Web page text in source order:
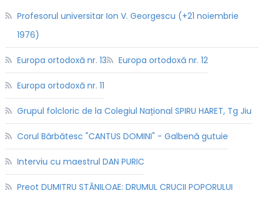
Profesorul universitar Ion V. Georgescu (+21 noiembrie
1976)
Europa ortodoxă nr. 13 Europa ortodoxă nr. 12
Europa ortodoxă nr. 11
Grupul folcloric de la Colegiul Național SPIRU HARET, Tg Jiu
Corul Bărbătesc "CANTUS DOMINI" - Galbenă gutuie
Interviu cu maestrul DAN PURIC
Preot DUMITRU STĂNILOAE: DRUMUL CRUCII POPORULUI